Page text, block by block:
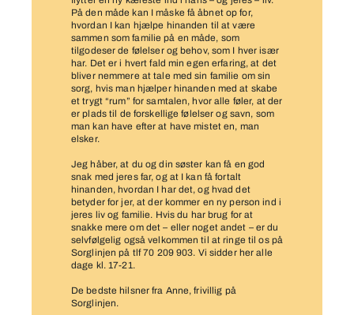
På den måde kan I måske få åbnet op for,
hvordan I kan hjælpe hinanden til at være
sammen som familie på en måde, som
tilgodeser de følelser og behov, som I hver især
har. Det er i hvert fald min egen erfaring, at det
bliver nemmere at tale med sin familie om sin
sorg, hvis man hjælper hinanden med at skabe
et trygt “rum” for samtalen, hvor alle føler, at der
er plads til de forskellige følelser og savn, som
man kan have efter at have mistet en, man
elsker.
Jeg håber, at du og din søster kan få en god
snak med jeres far, og at I kan få fortalt
hinanden, hvordan I har det, og hvad det
betyder for jer, at der kommer en ny person ind i
jeres liv og familie. Hvis du har brug for at
snakke mere om det – eller noget andet – er du
selvfølgelig også velkommen til at ringe til os på
Sorglinjen på tlf 70 209 903. Vi sidder her alle
dage kl. 17-21.
De bedste hilsner fra Anne, frivillig på
Sorglinjen.